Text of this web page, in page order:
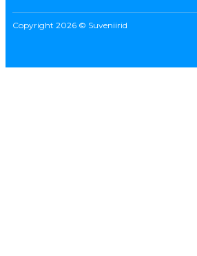
Copyright 2026 © Suveniirid